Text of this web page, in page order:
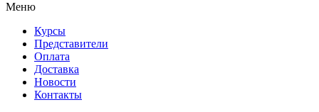
Меню
Курсы
Представители
Оплата
Доставка
Новости
Контакты